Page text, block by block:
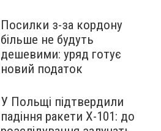
Посилки з-за кордону
більше не будуть
дешевими: уряд готує
новий податок
У Польщі підтвердили
падіння ракети Х-101: до